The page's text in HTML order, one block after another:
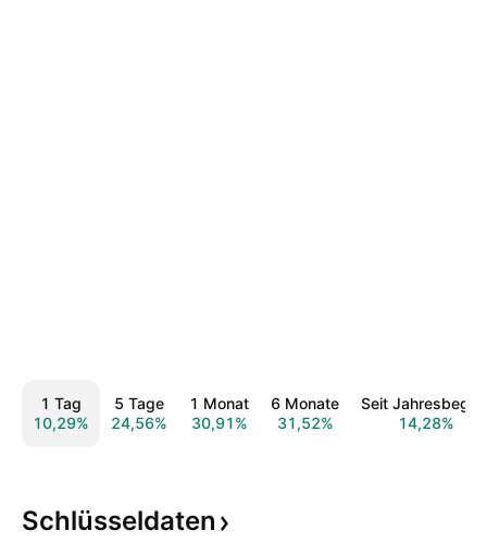
1 Tag
10,29%
5 Tage
24,56%
1 Monat
30,91%
6 Monate
31,52%
Seit
14,28%
Schlüsseldaten